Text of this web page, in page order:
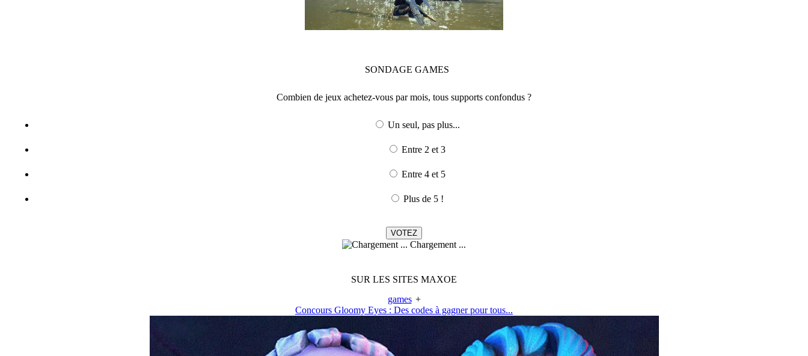
SONDAGE GAMES
Combien de jeux achetez-vous par mois, tous supports confondus ?
Un seul, pas plus...
Entre 2 et 3
Entre 4 et 5
Plus de 5 !
Chargement ...
SUR LES SITES MAXOE
games +
Concours Gloomy Eyes : Des codes à gagner pour tous...